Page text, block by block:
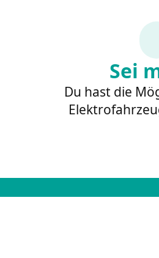
Sei
Du hast die